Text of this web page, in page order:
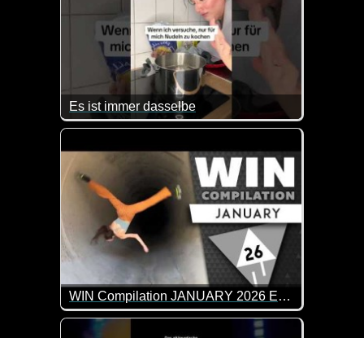
Es ist immer dasselbe
Das kennen wohl ziemlich viele Leute. Von
WIN Compilation JANUARY 2026 Edition
77 der besten Video-Clips des Monats Dezember